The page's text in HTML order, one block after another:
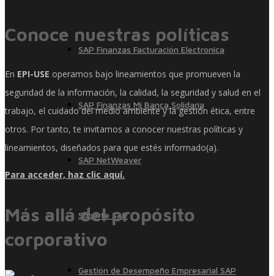
SAP Finanzas Facturación Electronica
SAP Finanzas Mi Banca Solidaria
SAP NetWeaver
Soporte SAP
Gestión de Desempeño Empresarial SAP
Conoce nuestras políticas
En EPI-USE operamos bajo lineamientos que promueven la
seguridad de la información, la calidad, la seguridad y salud en el
trabajo, el cuidado del medio ambiente y la gestión ética, entre
otros. Por tanto, te invitamos a conocer nuestras políticas y
lineamientos, diseñados para que estés informado(a).
Para acceder, haz clic aquí.
Más allá del propósito
corporativo